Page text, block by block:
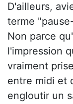
D'ailleurs,
terme
Non parce
l'impression
vraiment
entre midi et
engloutir un